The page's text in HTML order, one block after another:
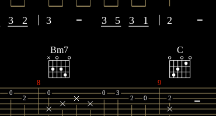
3 2 3 3 5 3 1 2
0
2
8
0 0 3
2 0
Bm7
9
2
C